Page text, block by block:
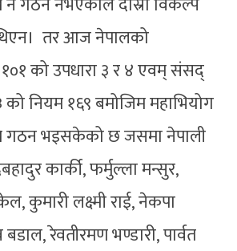
तर आज नेपालको
को उपधारा ३ र ४ एवम् संसद्
नियम १६९ बमोजिम महाभियोग
गठन भइसकेको छ जसमा नेपाली
कार्की, फर्मुल्ला मन्सुर,
कुमारी लक्ष्मी राई, नेकपा
रेवतीरमण भण्डारी, पार्वत